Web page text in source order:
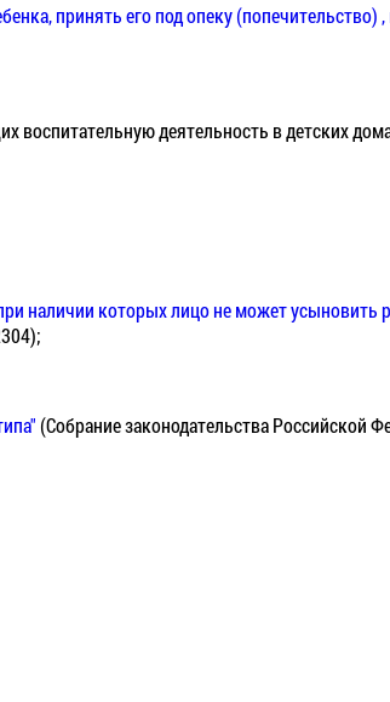
принять его под опеку (попечительство)
деятельность в детских домах
наличии которых лицо не может усыновить
(Собрание законодательства Российской